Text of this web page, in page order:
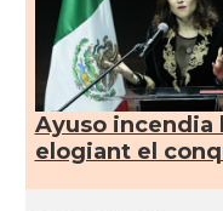
Ayuso incendia
elogiant el